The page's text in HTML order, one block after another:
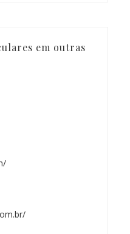
em outras